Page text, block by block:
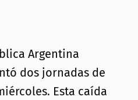
Argentina
dos jornadas de
Esta caída